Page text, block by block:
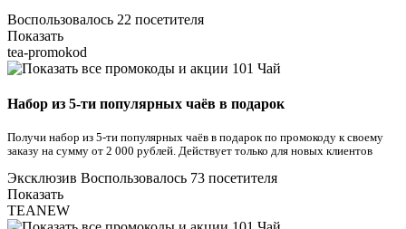
Воспользовалось 22 посетителя
Показать
tea-promokod
Набор из 5-ти популярных чаёв в подарок
Получи набор из 5-ти популярных чаёв в подарок по промокоду к своему
заказу на сумму от 2 000 рублей. Действует только для новых клиентов
Эксклюзив Воспользовалось 73 посетителя
Показать
TEANEW